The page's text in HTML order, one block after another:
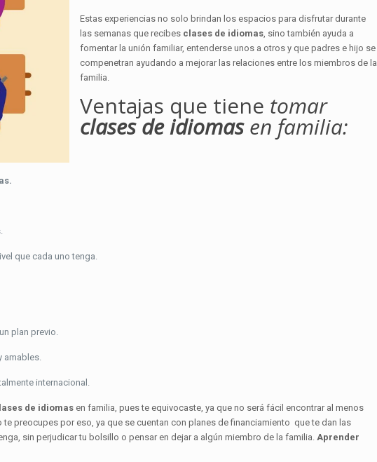
Estas experiencias no solo brindan los espacios para disfrutar durante
las semanas que recibes clases de idiomas, sino también ayuda a
fomentar la unión familiar, entenderse unos a otros y que padres e hijo se
compenetran ayudando a mejorar las relaciones entre los miembros de la
familia.
Ventajas que tiene tomar
clases de idiomasen familia:
que cada uno tenga.
plan previo.
amables.
internacional.
de idiomas en familia, pues te equivocaste, ya que no será fácil encontrar al menos
preocupes por eso, ya que se cuentan con planes de financiamiento que te dan las
sin perjudicar tu bolsillo o pensar en dejar a algún miembro de la familia.Aprender